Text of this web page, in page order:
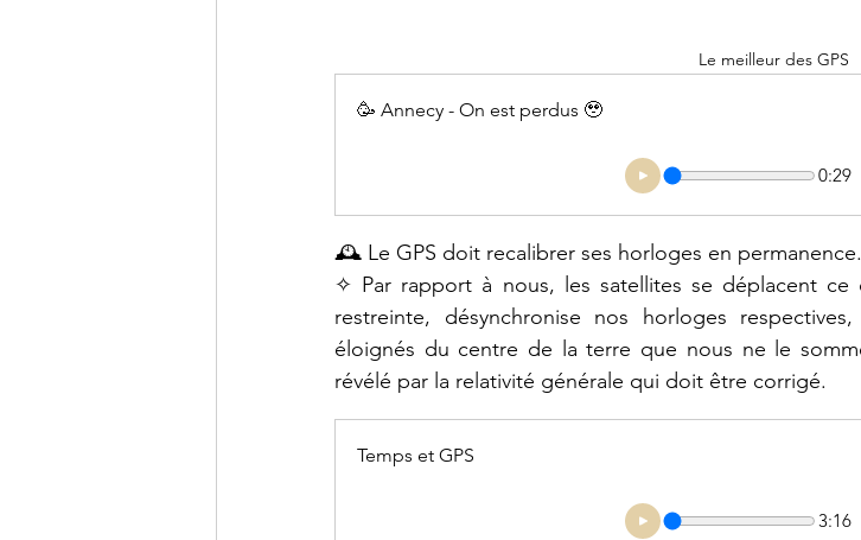
Le meilleur des GPS
🥳 Annecy - On est perdus 🥹
0:29
🕰️ Le GPS doit recalibrer ses horloges en permanence.
✧ Par rapport à nous, les satellites se déplacent ce
restreinte, désynchronise nos horloges
éloignés du centre de la terre que nous ne le
révélé par la relativité générale qui doit être corrigé.
Temps et GPS
3:16